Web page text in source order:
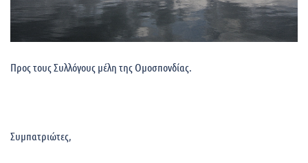
Προς τους Συλλόγους μέλη της Ομοσπονδίας.
Συμπατριώτες,